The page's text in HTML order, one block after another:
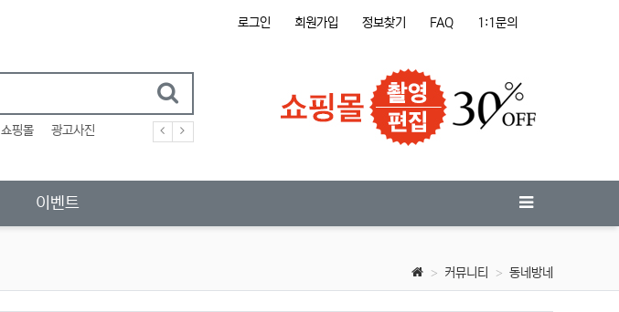
로그인 회원가입 정보찾기 FAQ 1:1문의
쇼핑몰 광고사진
이벤트
커뮤니티 동네방네